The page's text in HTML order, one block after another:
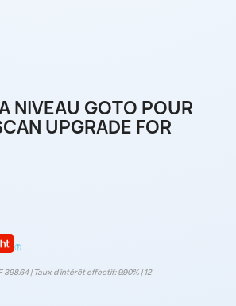
NIVEAU GOTO POUR
UPGRADE FOR
| Taux d‘intérêt effectif: 9.90% | 12